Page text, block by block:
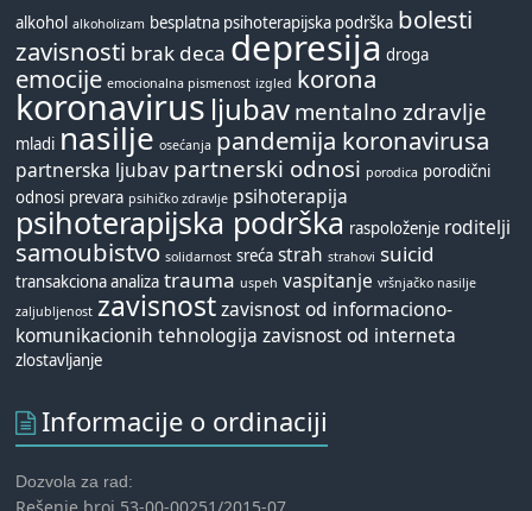
alkohol alkoholizam besplatna psihoterapijska podrška bolesti
zavisnosti brak deca depresija droga
emocije emocionalna pismenost izgled korona
koronavirus ljubav mentalno zdravlje
mladi nasilje osećanja pandemija koronavirusa
partnerska ljubav partnerski odnosi porodica porodični
odnosi prevara psihičko zdravlje psihoterapija
psihoterapijska podrška raspoloženje roditelji
samoubistvo solidarnost sreća strah strahovi suicid
transakciona analiza trauma uspeh vaspitanje vršnjačko nasilje
zaljubljenost zavisnost zavisnost od informaciono-
komunikacionih tehnologija zavisnost od interneta
zlostavljanje
Informacije o ordinaciji
Dozvola za rad:
Rešenje broj 53-00-00251/2015-07